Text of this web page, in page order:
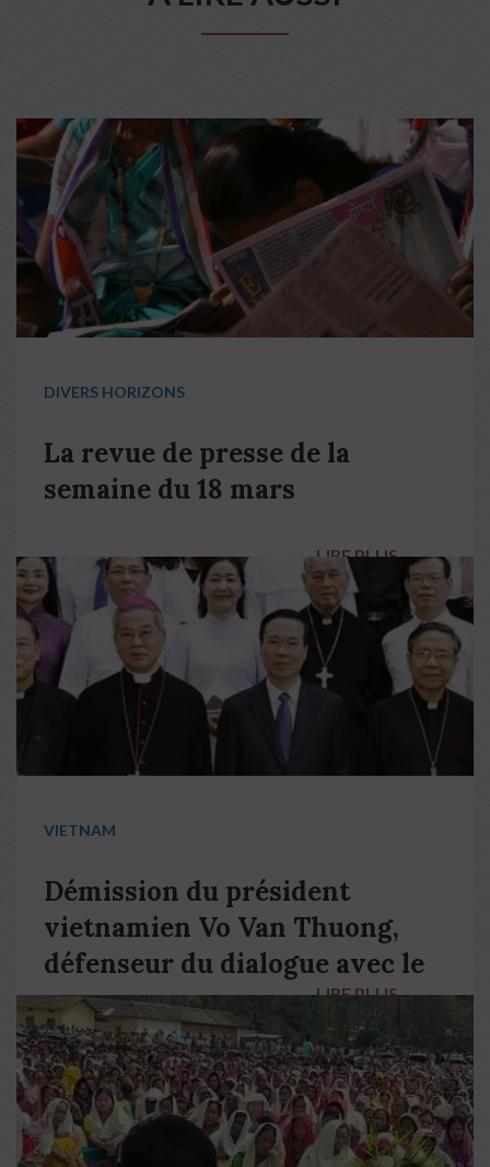
DIVERS HORIZONS
La revue de presse de la
semaine du 18 mars
LIRE PLUS →
VIETNAM
Démission du président
vietnamien Vo Van Thuong,
défenseur du dialogue avec le
pape François
LIRE PLUS →